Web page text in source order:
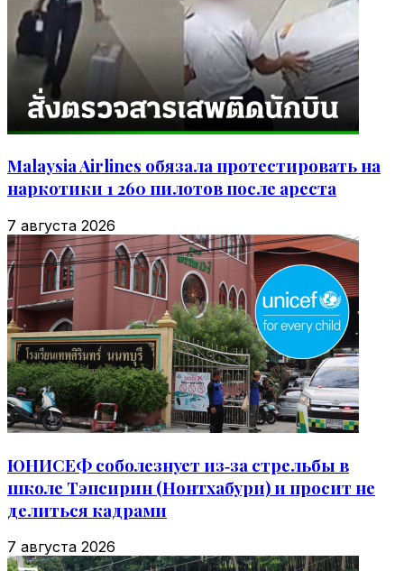
Malaysia Airlines обязала протестировать на
наркотики 1 260 пилотов после ареста
7 августа 2026
ЮНИСЕФ соболезнует из‑за стрельбы в
школе Тэпсирин (Нонтхабури) и просит не
делиться кадрами
7 августа 2026